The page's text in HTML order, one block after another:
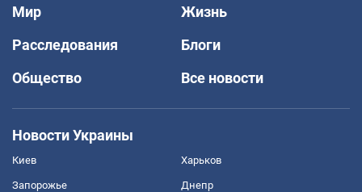
Мир
Жизнь
Расследования
Блоги
Общество
Все новости
Новости Украины
Киев Харьков
Запорожье Днепр